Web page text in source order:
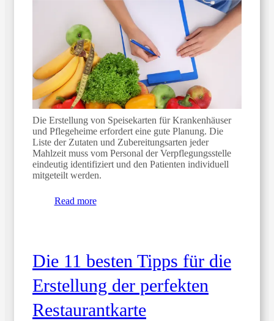
Die Erstellung von Speisekarten für Krankenhäuser
und Pflegeheime erfordert eine gute Planung. Die
Liste der Zutaten und Zubereitungsarten jeder
Mahlzeit muss vom Personal der Verpflegungsstelle
eindeutig identifiziert und den Patienten individuell
mitgeteilt werden.
Read more
Die 11 besten Tipps für die
Erstellung der perfekten
Restaurantkarte